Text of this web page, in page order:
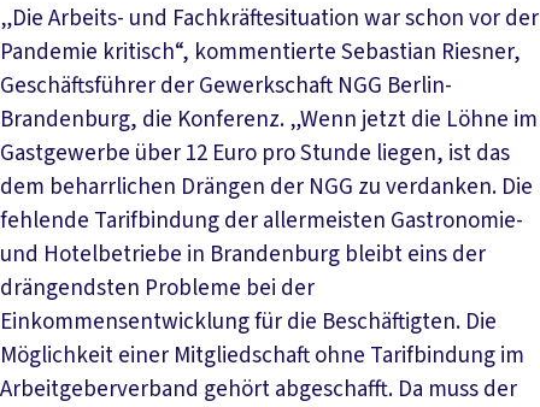
„Die Arbeits- und Fachkräftesituation war schon vor der
Pandemie kritisch“, kommentierte Sebastian Riesner,
Geschäftsführer der Gewerkschaft NGG Berlin-
Brandenburg, die Konferenz. „Wenn jetzt die Löhne im
Gastgewerbe über 12 Euro pro Stunde liegen, ist das
dem beharrlichen Drängen der NGG zu verdanken. Die
fehlende Tarifbindung der allermeisten Gastronomie-
und Hotelbetriebe in Brandenburg bleibt eins der
drängendsten Probleme bei der
Einkommensentwicklung für die Beschäftigten. Die
Möglichkeit einer Mitgliedschaft ohne Tarifbindung im
Arbeitgeberverband gehört abgeschafft. Da muss der